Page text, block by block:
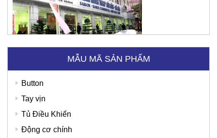
MẪU MÃ SẢN PHẨM
Button
Tay vịn
Tủ Điều Khiển
Động cơ chính